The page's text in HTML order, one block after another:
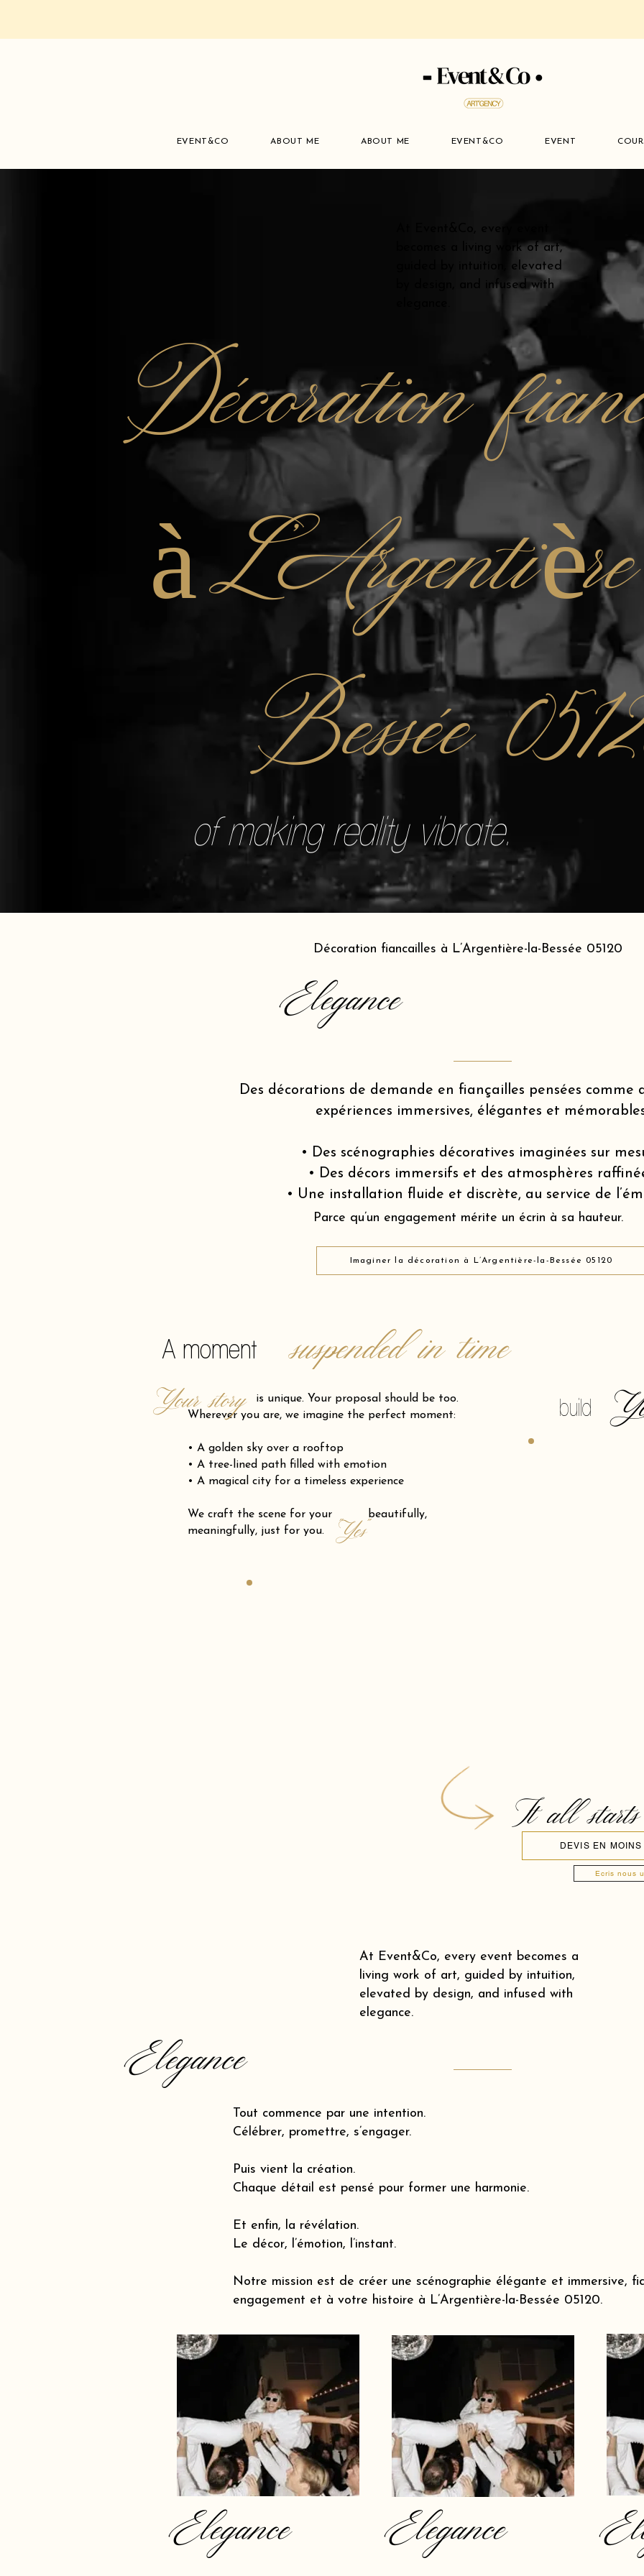
EVENT&CO ABOUT ME ABOUT ME EVENT&CO EVENT
becomes a living work of art,
guided by intuition, elevated
by design, and infused with
Décoration
à
Bessée
of making reality vibrate.
Décoration fiancailles à L’Argentière-la-Bessée 05120
Elegance
Des décorations de demande en fiançailles pensées comme
expériences immersives, élégantes et
• Des scénographies décoratives imaginées sur
• Des décors immersifs et des atmosphères
• Une installation fluide et discrète, au service de
Parce qu’un engagement mérite un écrin à sa hauteur.
Imaginer la décoration à L’Argentière-la-Bessée 05120
A moment suspended in time
is unique. Your proposal should be too.
Wherever you are, we imagine the perfect moment:
• A golden sky over a rooftop
• A tree-lined path filled with emotion
• A magical city for a timeless experience
We craft the scene for your beautifully,
meaningfully, just for you.
Your story
"Yes"
build
It all
Ecris nous
DEVIS EN
At Event&Co, every event becomes a
living work of art, guided by intuition,
elevated by design, and infused with
elegance.
Elegance
Tout commence par une intention.
Célébrer, promettre, s’engager.
Puis vient la création.
Chaque détail est pensé pour former une harmonie.
Et enfin, la révélation.
Le décor, l’émotion, l’instant.
Notre mission est de créer une scénographie élégante et immersive,
engagement et à votre histoire à L’Argentière-la-Bessée 05120.
Elegance Elegance